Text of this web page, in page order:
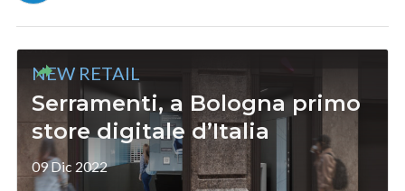
NEW RETAIL
Serramenti, a Bologna primo
store digitale d’Italia
09 Dic 2022